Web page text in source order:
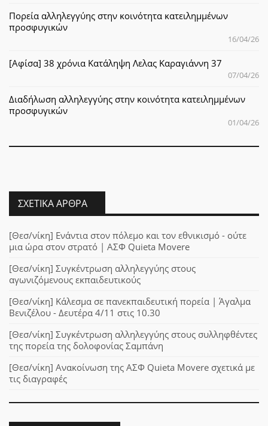
Πορεία αλληλεγγύης στην κοινότητα κατειλημμένων
προσφυγικών
16/04/26
[Αφίσα] 38 χρόνια Κατάληψη Λελας Καραγιάννη 37
07/04/26
Διαδήλωση αλληλεγγύης στην κοινότητα κατειλημμένων
προσφυγικών
01/04/26
ΣΧΕΤΙΚΆ ΆΡΘΡΑ
[Θεσ/νίκη] Ενάντια στον πόλεμο και τον εθνικισμό - ούτε
μια ώρα στον στρατό | ΑΣΦ Quieta Movere
[Θεσ/νίκη] Συγκέντρωση αλληλεγγύης στους
αγωνιζόμενους εκπαιδευτικούς
[Θεσ/νίκη] Κάλεσμα σε πανεκπαιδευτική πορεία | Άγαλμα
Βενιζέλου - Δευτέρα 4/11 στις 10.30
[Θεσ/νίκη] Συγκέντρωση αλληλεγγύης στους συλληφθέντες
της πορεία της δολοφονίας Σαμπάνη
[Θεσ/νίκη] Ανακοίνωση της ΑΣΦ Quieta Movere σχετικά με
τις διαγραφές